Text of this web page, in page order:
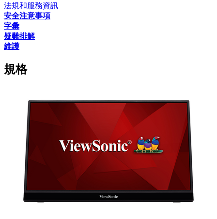
法規和服務資訊
安全注意事項
字彙
疑難排解
維護
規格